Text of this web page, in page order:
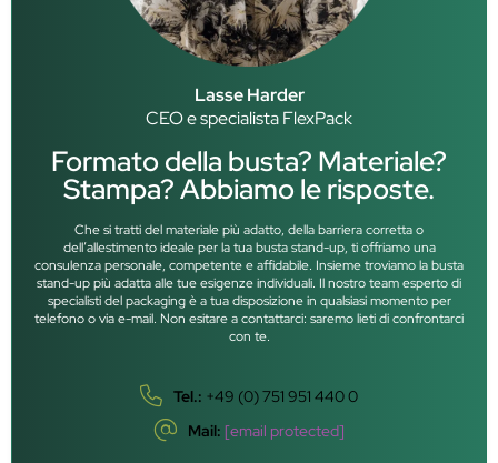
Lasse Harder
CEO e specialista FlexPack
Formato della busta? Materiale?
Stampa? Abbiamo le risposte.
Che si tratti del materiale più adatto, della barriera corretta o
dell’allestimento ideale per la tua busta stand-up, ti offriamo una
consulenza personale, competente e affidabile. Insieme troviamo la busta
stand-up più adatta alle tue esigenze individuali. Il nostro team esperto di
specialisti del packaging è a tua disposizione in qualsiasi momento per
telefono o via e-mail. Non esitare a contattarci: saremo lieti di confrontarci
con te.
Tel.: +49 (0) 751 951 440 0
Mail: [email protected]